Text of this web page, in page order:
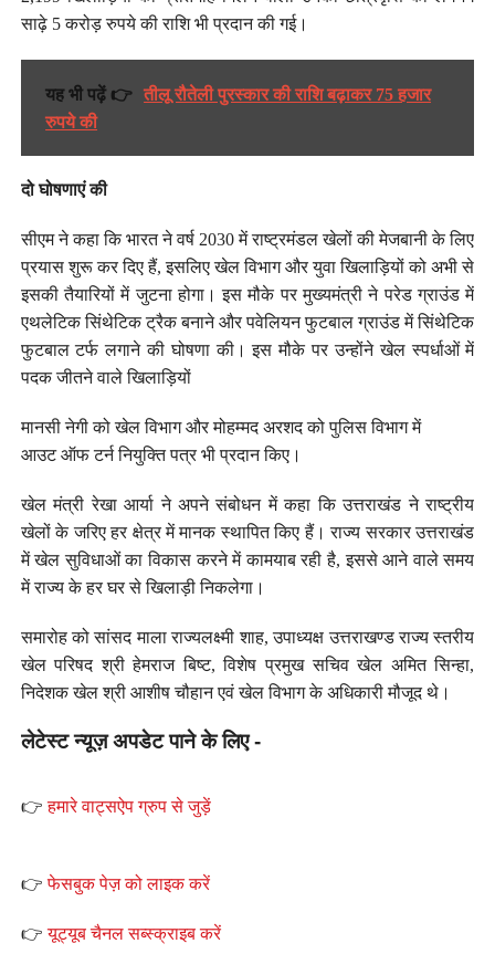
साढ़े 5 करोड़ रुपये की राशि भी प्रदान की गई।
यह भी पढ़ें 👉 तीलू रौतेली पुरस्कार की राशि बढ़ाकर 75 हजार
रुपये की
दो घोषणाएं की
सीएम ने कहा कि भारत ने वर्ष 2030 में राष्ट्रमंडल खेलों की मेजबानी के लिए
प्रयास शुरू कर दिए हैं, इसलिए खेल विभाग और युवा खिलाड़ियों को अभी से
इसकी तैयारियों में जुटना होगा। इस मौके पर मुख्यमंत्री ने परेड ग्राउंड में
एथलेटिक सिंथेटिक ट्रैक बनाने और पवेलियन फुटबाल ग्राउंड में सिंथेटिक
फुटबाल टर्फ लगाने की घोषणा की। इस मौके पर उन्होंने खेल स्पर्धाओं में
पदक जीतने वाले खिलाड़ियों
मानसी नेगी को खेल विभाग और मोहम्मद अरशद को पुलिस विभाग में
आउट ऑफ टर्न नियुक्ति पत्र भी प्रदान किए।
खेल मंत्री रेखा आर्या ने अपने संबोधन में कहा कि उत्तराखंड ने राष्ट्रीय
खेलों के जरिए हर क्षेत्र में मानक स्थापित किए हैं। राज्य सरकार उत्तराखंड
में खेल सुविधाओं का विकास करने में कामयाब रही है, इससे आने वाले समय
में राज्य के हर घर से खिलाड़ी निकलेगा।
समारोह को सांसद माला राज्यलक्ष्मी शाह, उपाध्यक्ष उत्तराखण्ड राज्य स्तरीय
खेल परिषद श्री हेमराज बिष्ट, विशेष प्रमुख सचिव खेल अमित सिन्हा,
निदेशक खेल श्री आशीष चौहान एवं खेल विभाग के अधिकारी मौजूद थे।
लेटेस्ट न्यूज़ अपडेट पाने के लिए -
👉हमारे वाट्सऐप ग्रुप से जुड़ें
👉फेसबुक पेज़ को लाइक करें
👉यूट्यूब चैनल सब्स्क्राइब करें